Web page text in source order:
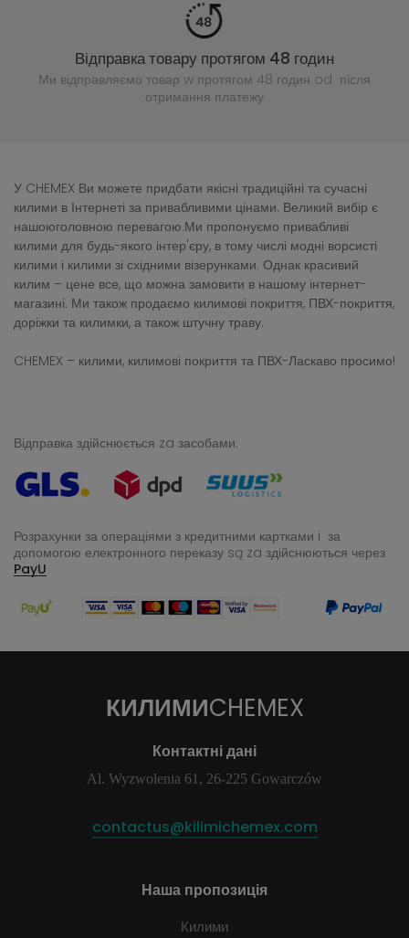
Відправка товару протягом 48 годин
Ми відправляємо товар w протягом 48 годин od після
отримання платежу
У CHEMEX Ви можете придбати якісні традиційні та сучасні
килими в Інтернеті за привабливими цінами. Великий вибір є
нашоюголовною перевагою.Ми пропонуємо привабливі
килими для будь-якого інтер'єру, в тому числі модні ворсисті
килими і килими зі східними візерунками. Однак красивий
килим – цене все, що можна замовити в нашому інтернет-
магазині. Ми також продаємо килимові покриття, ПВХ-покриття,
доріжки та килимки, а також штучну траву.
CHEMEX – килими, килимові покриття та ПВХ-Ласкаво просимо!
Відправка здійснюється za засобами:
Розрахунки за операціями з кредитними картками i за
допомогою електронного переказу są za здійснюються через
PayU
КИЛИМИCHEMEX
Контактні дані
Al. Wyzwolenia 61, 26-225 Gowarczów
contactus@kilimichemex.com
Наша пропозиція
Килими